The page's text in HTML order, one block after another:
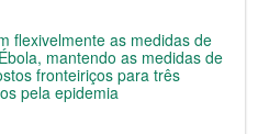
flexivelmente as medidas de
mantendo as medidas de
fronteiriços para três
pela epidemia